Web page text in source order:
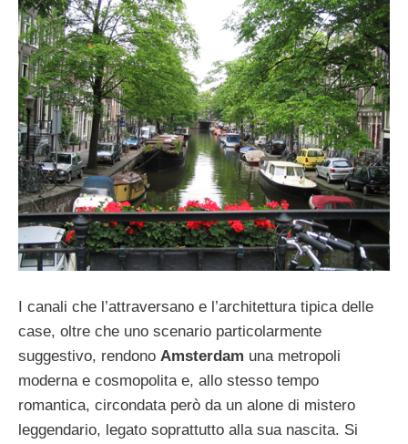
I canali che l’attraversano e l’architettura tipica delle
case, oltre che uno scenario particolarmente
suggestivo, rendono Amsterdam una metropoli
moderna e cosmopolita e, allo stesso tempo
romantica, circondata però da un alone di mistero
leggendario, legato soprattutto alla sua nascita. Si